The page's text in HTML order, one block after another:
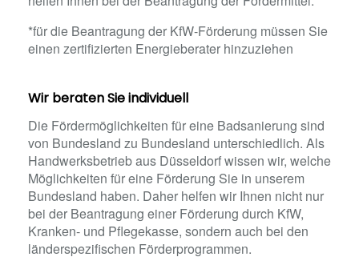
*für die Beantragung der KfW-Förderung müssen Sie
einen zertifizierten Energieberater hinzuziehen
Wir beraten Sie individuell
Die Fördermöglichkeiten für eine Badsanierung sind
von Bundesland zu Bundesland unterschiedlich. Als
Handwerksbetrieb aus Düsseldorf wissen wir, welche
Möglichkeiten für eine Förderung Sie in unserem
Bundesland haben. Daher helfen wir Ihnen nicht nur
bei der Beantragung einer Förderung durch KfW,
Kranken- und Pflegekasse, sondern auch bei den
länderspezifischen Förderprogrammen.